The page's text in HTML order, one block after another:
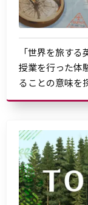
「世界を旅す
授業を行った体
ることの意味を